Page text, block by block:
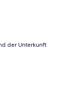
der Unterkunft